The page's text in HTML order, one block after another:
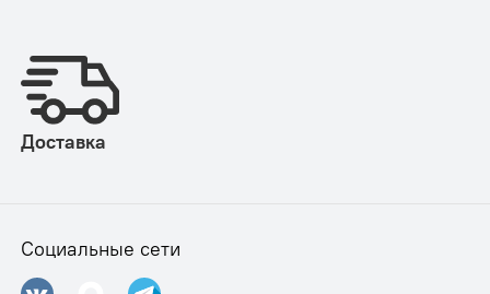
Доставка
Социальные сети